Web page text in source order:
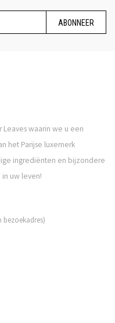
ABONNEER
waarin we u een
het Parijse luxemerk
ingrediënten en bijzondere
uw leven!
bezoekadres)